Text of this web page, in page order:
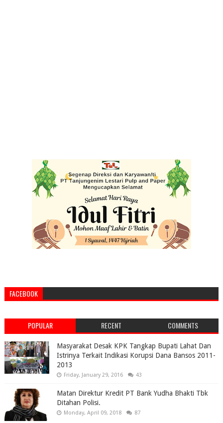
FACEBOOK
POPULAR RECENT COMMENTS
Masyarakat Desak KPK Tangkap Bupati Lahat Dan
Istrinya Terkait Indikasi Korupsi Dana Bansos 2011-
2013
Friday, January 29, 2016 43
Matan Direktur Kredit PT Bank Yudha Bhakti Tbk
Ditahan Polisi.
Monday, April 09, 2018 87